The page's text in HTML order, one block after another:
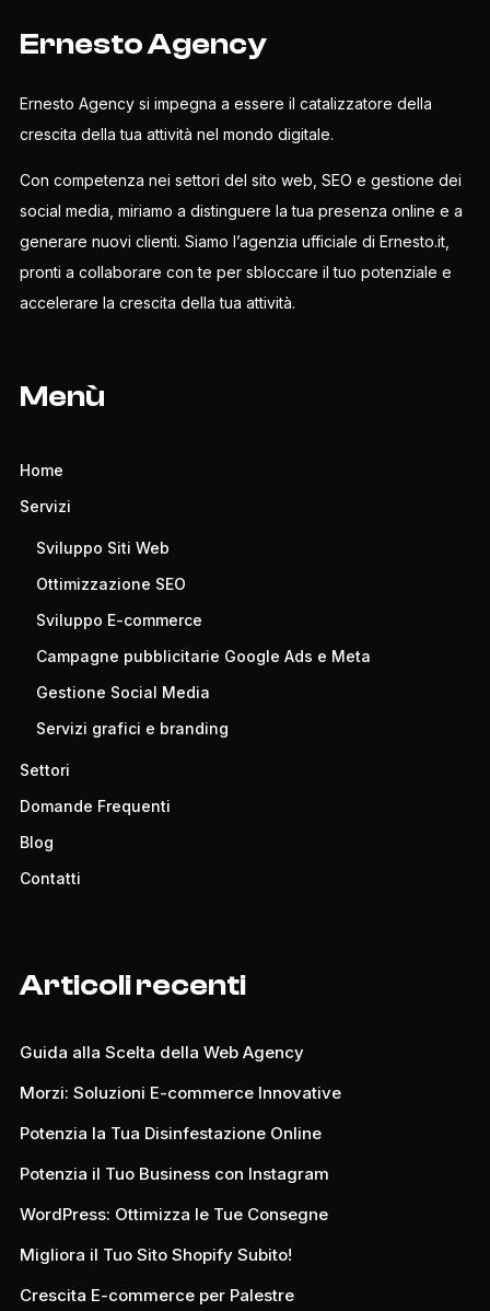
Ernesto Agency
Ernesto Agency si impegna a essere il catalizzatore della
crescita della tua attività nel mondo digitale.
Con competenza nei settori del sito web, SEO e gestione dei
social media, miriamo a distinguere la tua presenza online e a
generare nuovi clienti. Siamo l’agenzia ufficiale di Ernesto.it,
pronti a collaborare con te per sbloccare il tuo potenziale e
accelerare la crescita della tua attività.
Menù
Home
Servizi
Sviluppo Siti Web
Ottimizzazione SEO
Sviluppo E-commerce
Campagne pubblicitarie Google Ads e Meta
Gestione Social Media
Servizi grafici e branding
Settori
Domande Frequenti
Blog
Contatti
Articoli recenti
Guida alla Scelta della Web Agency
Morzi: Soluzioni E-commerce Innovative
Potenzia la Tua Disinfestazione Online
Potenzia il Tuo Business con Instagram
WordPress: Ottimizza le Tue Consegne
Migliora il Tuo Sito Shopify Subito!
Crescita E-commerce per Palestre